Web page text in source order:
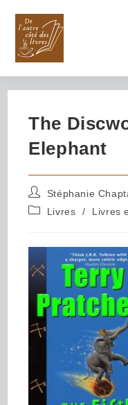
The
Elephant
Stéphanie
Livres
/ Livres